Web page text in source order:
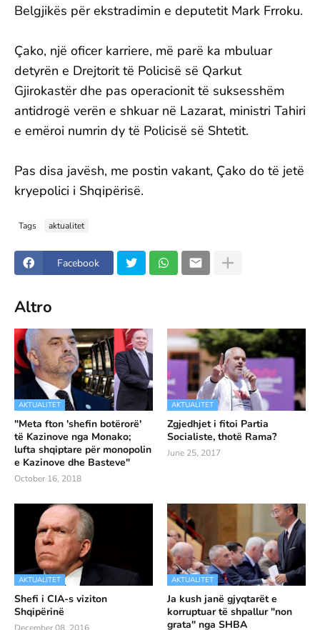
Belgjikës për ekstradimin e deputetit Mark Frroku.
Çako, një oficer karriere, më parë ka mbuluar
detyrën e Drejtorit të Policisë së Qarkut
Gjirokastër dhe pas operacionit të suksesshëm
antidrogë verën e shkuar në Lazarat, ministri Tahiri
e emëroi numrin dy të Policisë së Shtetit.
Pas disa javësh, me postin vakant, Çako do të jetë
kryepolici i Shqipërisë.
Tags aktualitet
Facebook
Altro
AKTUALITET
"Meta fton 'shefin botërorë'
të Kazinove nga Monako;
lufta shqiptare për monopolin
e Kazinove dhe Basteve"
October 16, 2018
AKTUALITET
Zgjedhjet i fitoi Partia
Socialiste, thotë Rama?
June 25, 2017
AKTUALITET
Shefi i CIA-s viziton
Shqipërinë
AKTUALITET
Ja kush janë gjyqtarët e
korruptuar të shpallur "non
grata" nga SHBA